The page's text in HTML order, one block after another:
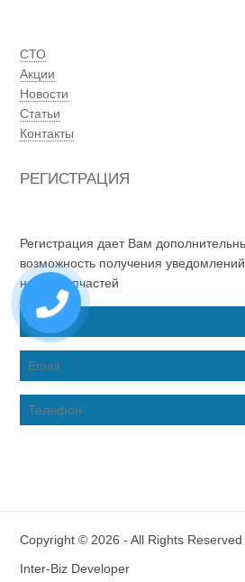
СТО
Акции
Новости
Статьи
Контакты
РЕГИСТРАЦИЯ
Регистрация дает Вам
возможность получения
новых запчастей
Copyright © 2026 - All Rights
Inter-Biz Developer